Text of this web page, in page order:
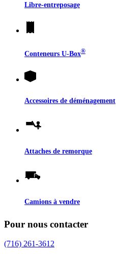
Libre-entreposage
Conteneurs U-Box®
Accessoires de déménagement
Attaches de remorque
Camions à vendre
Pour nous contacter
(716) 261-3612